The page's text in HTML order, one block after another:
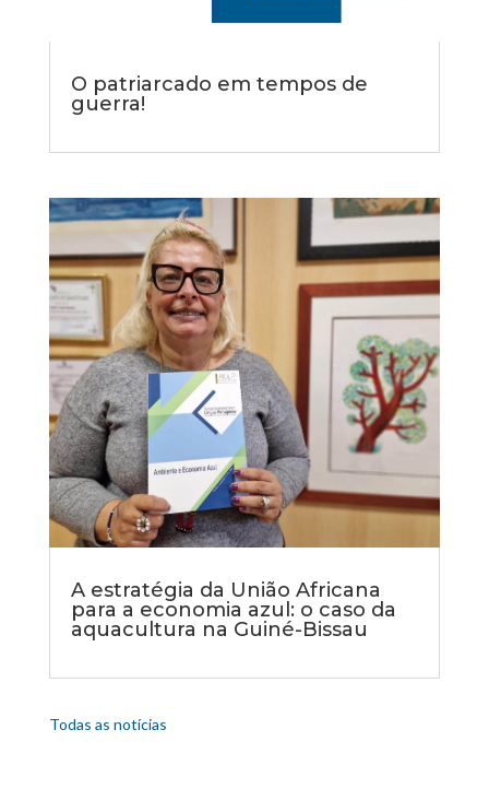
O patriarcado em tempos de
guerra!
A estratégia da União Africana
para a economia azul: o caso da
aquacultura na Guiné-Bissau
Todas as notícias